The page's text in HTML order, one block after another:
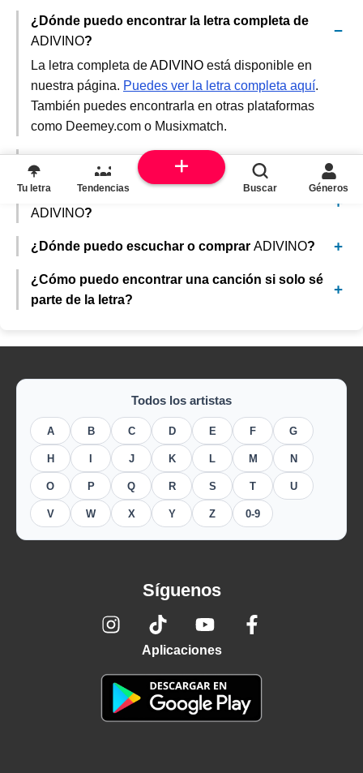
¿Dónde puedo encontrar la letra completa de
ADIVINO?
La letra completa deADIVINO está disponible en
nuestra página. Puedes ver la letra completa aquí.
También puedes encontrarla en otras plataformas
como Deemey.com o Musixmatch.
¿Existe un video musical oficial paraADIVINO?
¿Hay traducciones disponibles para la letra de
ADIVINO?
¿Dónde puedo escuchar o comprar ADIVINO?
¿Cómo puedo encontrar una canción si solo sé
parte de la letra?
Todos los artistas
A B C D E F G
H J K L M N
O P Q R S T U
V W X Y Z 0-9
Síguenos
Aplicaciones
Tu letra Tendencias Buscar Géneros